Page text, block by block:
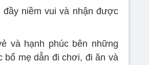
đầy niềm vui và nhận được
và hạnh phúc bên những
bố mẹ dẫn đi chơi, đi ăn và